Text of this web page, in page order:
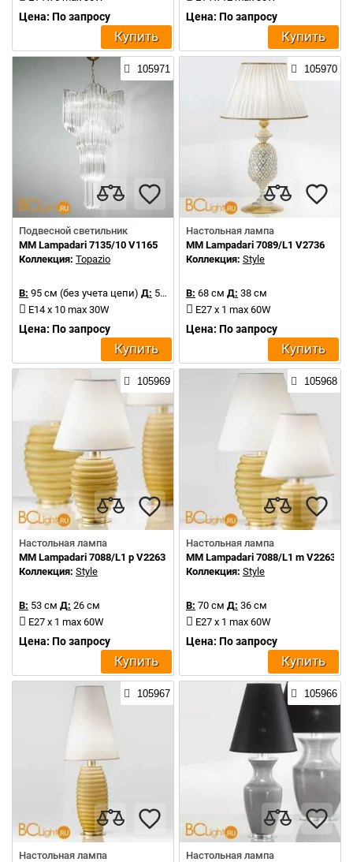
Цена: По запросу
Купить
Цена: По запросу
Купить
105971
Подвесной светильник
MM Lampadari 7135/10 V1165
Коллекция: Topazio
В: 95 см (без учета цепи) Д: 50 см
E14 x 10 max 30W
Цена: По запросу
Купить
105970
Настольная лампа
MM Lampadari 7089/L1 V2736
Коллекция: Style
В: 68 см Д: 38 см
E27 x 1 max 60W
Цена: По запросу
Купить
105969
Настольная лампа
MM Lampadari 7088/L1 p V2263
Коллекция: Style
В: 53 см Д: 26 см
E27 x 1 max 60W
Цена: По запросу
Купить
105968
Настольная лампа
MM Lampadari 7088/L1 m V2263
Коллекция: Style
В: 70 см Д: 36 см
E27 x 1 max 60W
Цена: По запросу
Купить
105967
Настольная лампа
105966
Настольная лампа